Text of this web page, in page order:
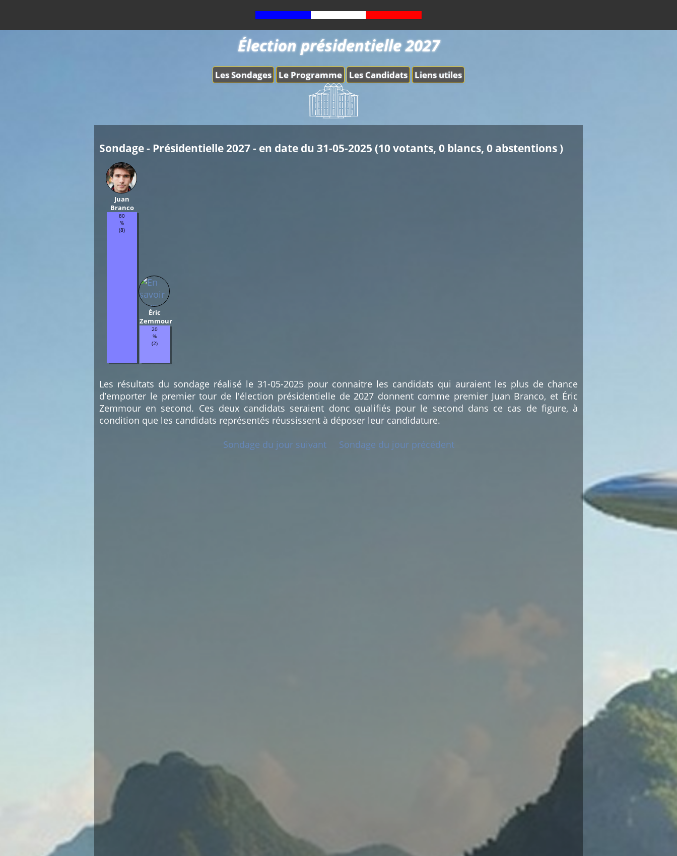
Les Sondages Le Programme Les Candidats Liens utiles
Élection présidentielle 2027
Sondage - Présidentielle 2027 - en date du 31-05-2025 (10 votants, 0 blancs, 0 abstentions )
Juan
Branco
80
%
(8)
Éric
Zemmour
20
%
(2)
Les résultats du sondage réalisé le 31-05-2025 pour connaitre les candidats qui auraient les plus de chance
d’emporter le premier tour de l'élection présidentielle de 2027 donnent comme premier Juan Branco, et Éric
Zemmour en second. Ces deux candidats seraient donc qualifiés pour le second dans ce cas de figure, à
condition que les candidats représentés réussissent à déposer leur candidature.
Sondage du jour suivant
Sondage du jour précédent